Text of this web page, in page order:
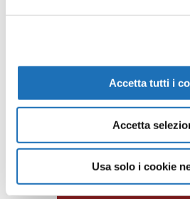
Accetta tutti i
Accetta
Usa solo i cookie